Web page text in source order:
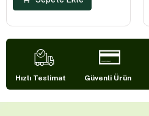
Hızlı Teslimat Güvenli Ürün